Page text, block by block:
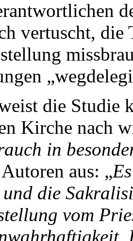
vertuscht, die
die Studie
Kirche nach
in
aus: „
die
vom